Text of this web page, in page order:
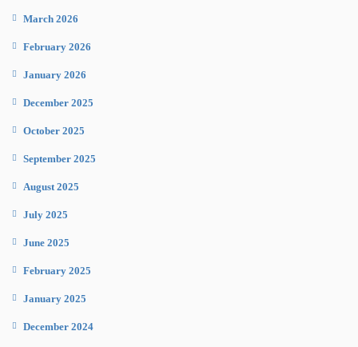
March 2026
February 2026
January 2026
December 2025
October 2025
September 2025
August 2025
July 2025
June 2025
February 2025
January 2025
December 2024